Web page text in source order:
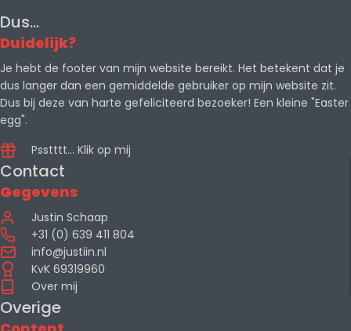
Dus...
Duidelijk?
Je hebt de footer van mijn website bereikt. Het betekent dat je
dus langer dan een gemiddelde gebruiker op mijn website zit.
Dus bij deze van harte gefeliciteerd bezoeker! Een kleine "Easter
egg".
Psstttt... Klik op mij
Contact
Gegevens
Justin Schaap
+31 (0) 639 411 804
info@justiin.nl
KvK 69319960
Over mij
Overige